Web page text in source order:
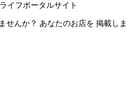
イフポータルサイト
せんか？ あなたのお店を 掲載しま